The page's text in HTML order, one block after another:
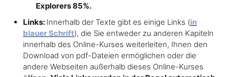
Explorers 85%.
Links: Innerhalb der Texte gibt es einige Links (in
blauer Schrift), die Sie entweder zu anderen Kapiteln
innerhalb des Online-Kurses weiterleiten, Ihnen den
Download von pdf-Dateien ermöglichen oder die
andere Webseiten außerhalb dieses Online-Kurses